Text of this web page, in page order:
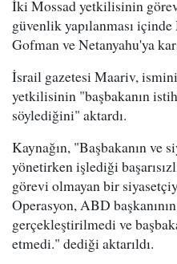
İki Mossad yetkilisinin
güvenlik yapılanması
Gofman ve Netanyahu'ya
İsrail gazetesi Maariv,
yetkilisinin "başbakanın
söylediğini" aktardı.
Kaynağın, "Başbakanın ve
yönetirken işlediği
görevi olmayan bir
Operasyon, ABD
gerçekleştirilmedi ve
etmedi." dediği aktarıldı.